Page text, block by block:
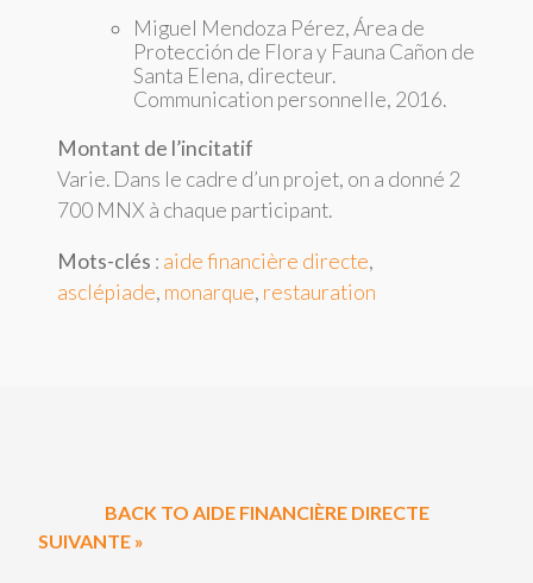
Miguel Mendoza Pérez, Área de
Protección de Flora y Fauna Cañon de
Santa Elena, directeur.
Communication personnelle, 2016.
Montant de l’incitatif
Varie. Dans le cadre d’un projet, on a donné 2
700 MNX à chaque participant.
Mots-clés : aide financière directe,
asclépiade, monarque, restauration
BACK TO AIDE FINANCIÈRE DIRECTE
SUIVANTE »